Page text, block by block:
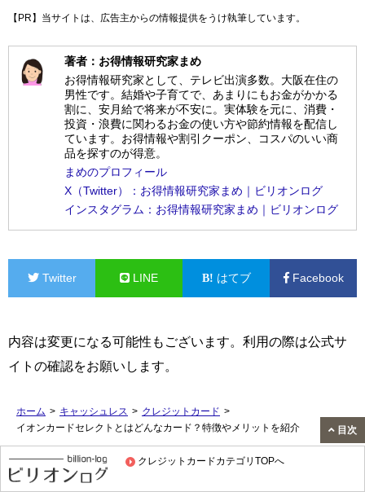
クレジットカードカテゴリTOPへ
【PR】当サイトは、広告主からの情報提供をうけ執筆しています。
著者：お得情報研究家まめ
お得情報研究家として、テレビ出演多数。大阪在住の
男性です。結婚や子育てで、あまりにもお金がかかる
割に、安月給で将来が不安に。実体験を元に、消費・
投資・浪費に関わるお金の使い方や節約情報を配信し
ています。お得情報や割引クーポン、コスパのいい商
品を探すのが得意。
まめのプロフィール
X（Twitter）：お得情報研究家まめ｜ビリオンログ
インスタグラム：お得情報研究家まめ｜ビリオンログ
Twitter LINE はてブ Facebook
内容は変更になる可能性もございます。利用の際は公式サ
イトの確認をお願いします。
ホーム > キャッシュレス > クレジットカード >
イオンカードセレクトとはどんなカード？特徴やメリットを紹介
目次